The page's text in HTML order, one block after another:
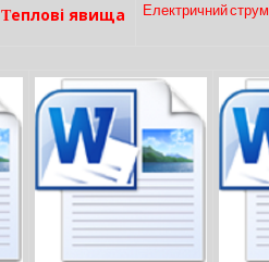
Теплові явища Електричний струм